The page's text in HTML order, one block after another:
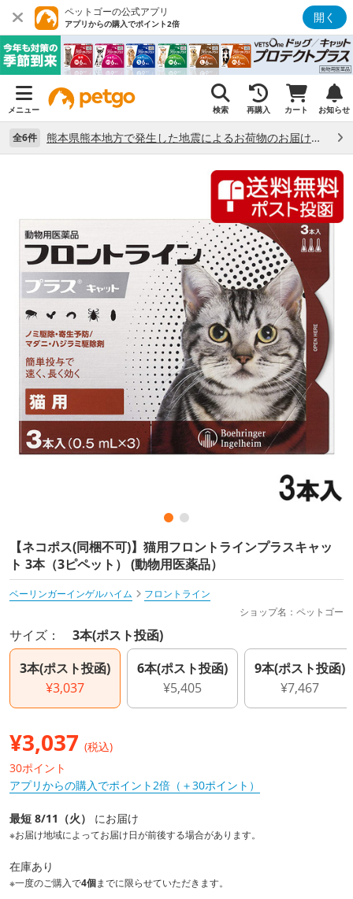
ペットゴーの公式アプリ
アプリからの購入でポイント2倍 開く
メニュー 検索 再購入 カート お知らせ
全6件 熊本県熊本地方で発生した地震によるお荷物のお届け状況について （7/28）
【ネコポス(同梱不可)】猫用フロントラインプラスキャッ
ト 3本（3ピペット） (動物用医薬品）
ベーリンガーインゲルハイム
フロントライン
ショップ名：ペットゴー
サイズ： 3本(ポスト投函)
3本(ポスト投函)
¥3,037
6本(ポスト投函)
¥5,405
9本(ポスト投函)
¥7,467
¥3,037 (税込)
30ポイント
アプリからの購入でポイント2倍（＋30ポイント）
最短 8/11（火） にお届け
※お届け地域によってお届け日が前後する場合があります。
在庫あり
※一度のご購入で4個までに限らせていただきます。